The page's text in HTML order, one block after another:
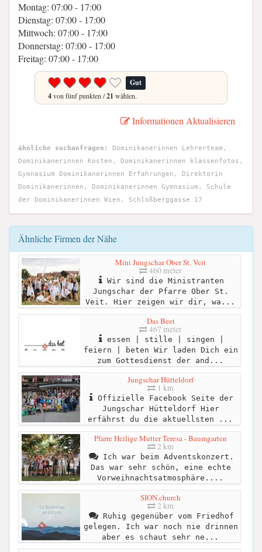
Montag: 07:00 - 17:00
Dienstag: 07:00 - 17:00
Mittwoch: 07:00 - 17:00
Donnerstag: 07:00 - 17:00
Freitag: 07:00 - 17:00
Gut
4von fünf punkten /21 wählen.
Informationen Aktualisieren
ähnliche suchanfragen:
Dominikanerinnen Lehrerteam,
Dominikanerinnen Kosten, Dominikanerinnen klassenfotos,
Gymnasium Dominikanerinnen Erfahrungen, Direktorin
Dominikanerinnen, Dominikanerinnen Gymnasium, Schule
der Dominikanerinnen Wien, Schloßberggasse 17
Ähnliche Firmen der Nähe
Mini Jungschar Ober St. Veit
460 meter
Wir sind die Ministranten
Jungschar der Pfarre Ober St.
Veit. Hier zeigen wir dir, wa...
Das Beet
467 meter
essen | stille | singen |
feiern | beten Wir laden Dich ein
zum Gottesdienst der and...
Jungschar Hütteldorf
1 km
Offizielle Facebook Seite der
Jungschar Hütteldorf Hier
erfährst du die aktuellsten ...
Pfarre Heilige Mutter Teresa - Baumgarten
2 km
Ich war beim Adventskonzert.
Das war sehr schön, eine echte
Vorweihnachtsatmosphäre....
SION.church
2 km
Ruhig gegenüber vom Friedhof
gelegen. Ich war noch nie drinnen
aber es schaut sehr ne...